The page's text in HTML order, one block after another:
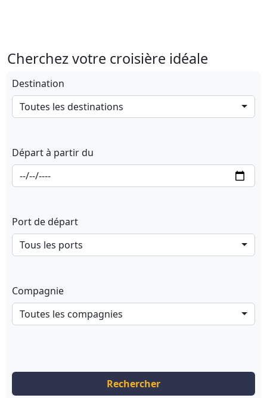
Cherchez votre croisière idéale
Destination
Toutes les destinations
Départ à partir du
Port de départ
Tous les ports
Compagnie
Toutes les compagnies
Rechercher